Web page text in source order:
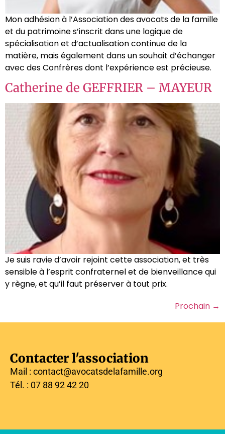
Mon adhésion à l’Association des avocats de la famille
et du patrimoine s’inscrit dans une logique de
spécialisation et d’actualisation continue de la
matière, mais également dans un souhait d’échanger
avec des Confrères dont l’expérience est précieuse.
Catherine de GEFFRIER – MAYEUR
Je suis ravie d’avoir rejoint cette association, et très
sensible à l’esprit confraternel et de bienveillance qui
y règne, et qu’il faut préserver à tout prix.
Prochain →
Contacter l'association
Mail : contact@avocatsdelafamille.org
Tél. : 07 88 92 42 20